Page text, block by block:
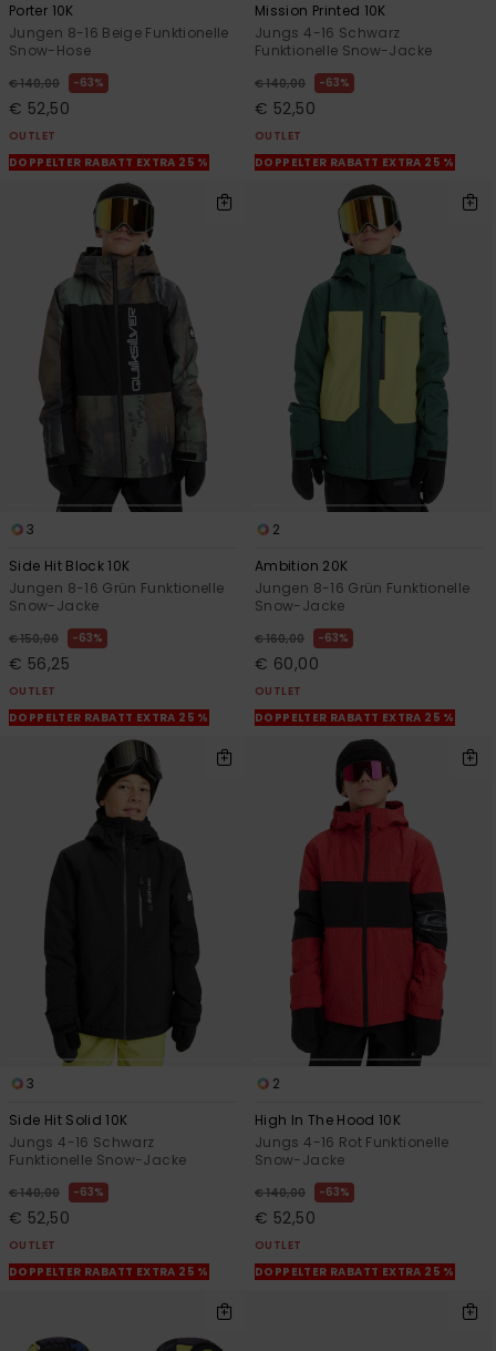
Porter 10K
Jungen 8-16 Beige Funktionelle
Snow-Hose
€ 140,00 63%
€ 52,50
OUTLET
DOPPELTER RABATT EXTRA 25 %
Mission Printed 10K
Jungs 4-16 Schwarz
Funktionelle Snow-Jacke
€ 140,00 63%
€ 52,50
OUTLET
DOPPELTER RABATT EXTRA 25 %
3
Side Hit Block 10K
Jungen 8-16 Grün Funktionelle
Snow-Jacke
€ 150,00 63%
€ 56,25
OUTLET
DOPPELTER RABATT EXTRA 25 %
2
Ambition 20K
Jungen 8-16 Grün Funktionelle
Snow-Jacke
€ 160,00 63%
€ 60,00
OUTLET
DOPPELTER RABATT EXTRA 25 %
3
Side Hit Solid 10K
Jungs 4-16 Schwarz
Funktionelle Snow-Jacke
€ 140,00 63%
€ 52,50
OUTLET
DOPPELTER RABATT EXTRA 25 %
2
High In The Hood 10K
Jungs 4-16 Rot Funktionelle
Snow-Jacke
€ 140,00 63%
€ 52,50
OUTLET
DOPPELTER RABATT EXTRA 25 %